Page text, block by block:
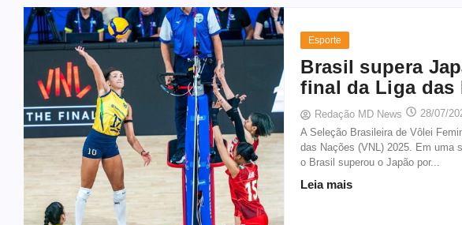
Esporte
Brasil supera
final da Liga das
Redação MD News 28/07/
A Seleção Brasileira de Vôlei
das Nações (VNL) 2025. Em uma
o Brasil superou o Japão por...
Leia mais